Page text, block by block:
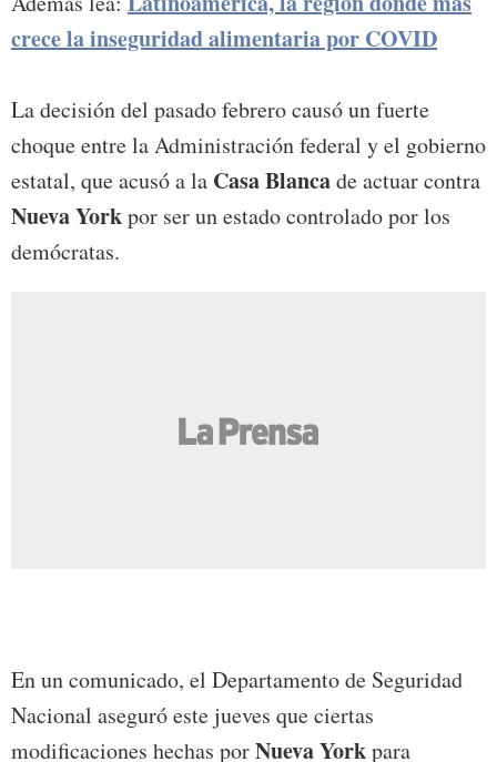
crece la inseguridad alimentaria por COVID
La decisión del pasado febrero causó un fuerte
choque entre la Administración federal y el gobierno
estatal, que acusó a la Casa Blancade actuar contra
Nueva Yorkpor ser un estado controlado por los
demócratas.
En un comunicado, el Departamento de Seguridad
Nacional aseguró este jueves que ciertas
modificaciones hechas porNueva Yorkpara